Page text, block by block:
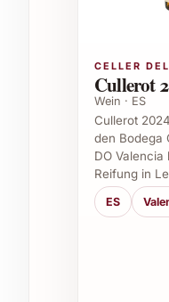
Feinen
Ob als
für viele
CELLER
Cullerot
Wein · ES
Cullerot
den Bodega
DO
Reifung in
ES